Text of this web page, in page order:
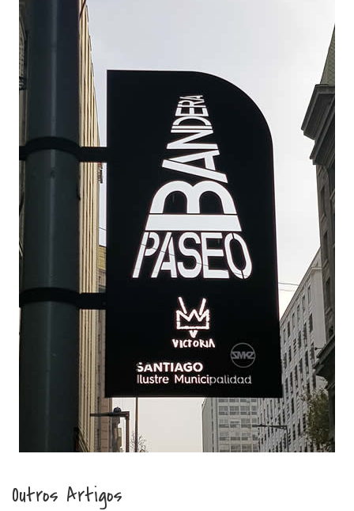
Outros Artigos